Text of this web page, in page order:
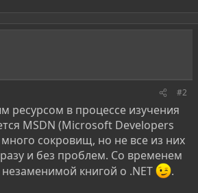
#2
ресурсом в процессе изучения
MSDN (Microsoft Developers
сокровищ, но не все из них
и без проблем. Со временем
книгой о .NET
.